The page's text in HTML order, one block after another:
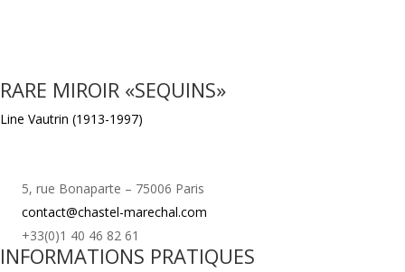
RARE MIROIR «SEQUINS»
Line Vautrin (1913-1997)
5, rue Bonaparte – 75006 Paris
contact@chastel-marechal.com
+33(0)1 40 46 82 61
INFORMATIONS PRATIQUES